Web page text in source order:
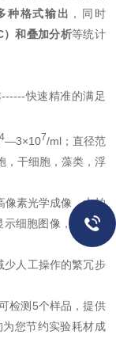
种格式输出 ，同时
）和叠加分析等统计
------快速精准的满足
4—3×107/ml；直径范
，干细胞，藻类，浮
像素光学成像，大拍
示细胞图像，自动过
少人工操作的繁冗步
检测 5个样品，提供
您节约实验耗材成